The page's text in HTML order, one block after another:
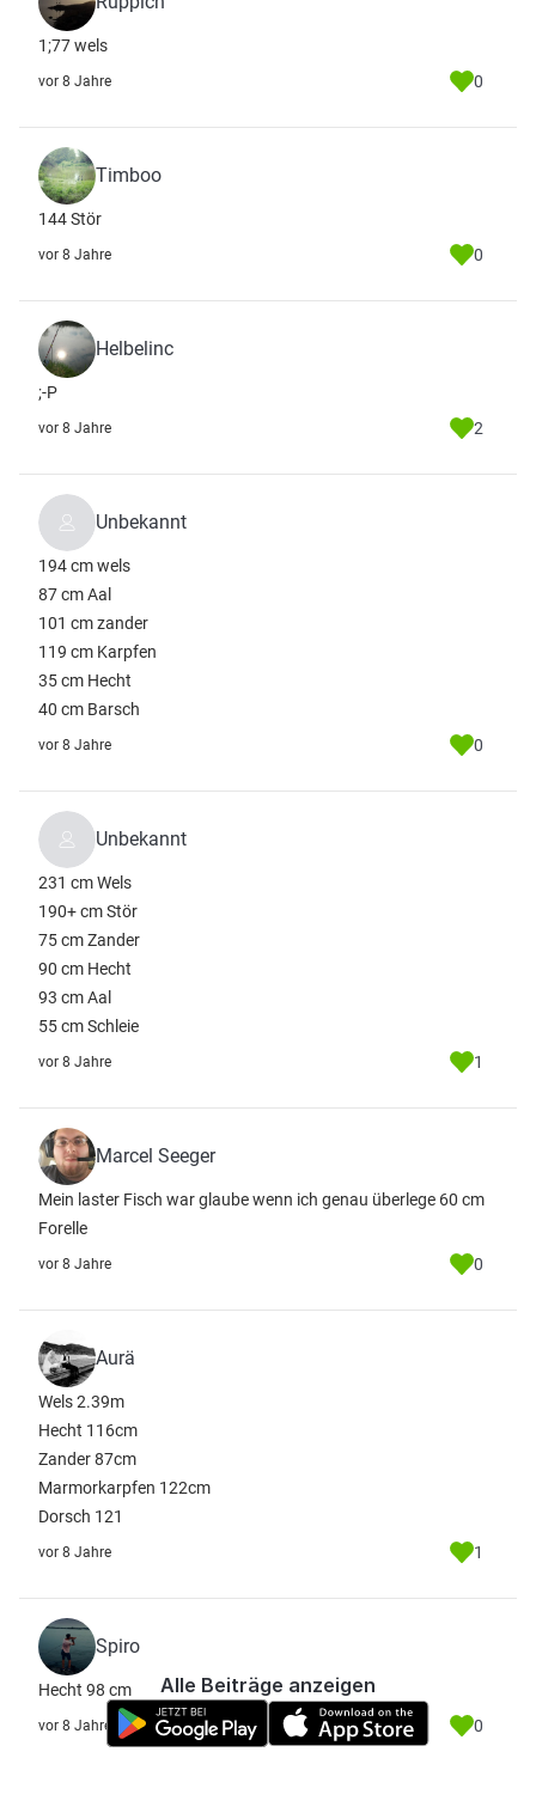
1;77 wels
vor 8 Jahre 0
Timboo
144 Stör
vor 8 Jahre 0
Helbelinc
;-P
vor 8 Jahre 2
Unbekannt
194 cm wels
87 cm Aal
101 cm zander
119 cm Karpfen
35 cm Hecht
40 cm Barsch
vor 8 Jahre 0
Unbekannt
231 cm Wels
190+ cm Stör
75 cm Zander
90 cm Hecht
93 cm Aal
55 cm Schleie
vor 8 Jahre 1
Marcel Seeger
Mein laster Fisch war glaube wenn ich genau überlege 60 cm
Forelle
vor 8 Jahre 0
Aurä
Wels 2.39m
Hecht 116cm
Zander 87cm
Marmorkarpfen 122cm
Dorsch 121
vor 8 Jahre 1
Spiro
Hecht 98 cm
vor 8 Jahre 0
Alle Beiträge anzeigen